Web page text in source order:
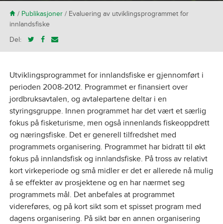
H/ Publikasjoner/ Evaluering av utviklingsprogrammet for
innlandsfiske
Del:
Utviklingsprogrammet for innlandsfiske er gjennomført i
perioden 2008-2012. Programmet er finansiert over
jordbruksavtalen, og avtalepartene deltar i en
styringsgruppe. Innen programmet har det vært et særlig
fokus på fisketurisme, men også innenlands fiskeoppdrett
og næringsfiske. Det er generell tilfredshet med
programmets organisering. Programmet har bidratt til økt
fokus på innlandsfisk og innlandsfiske. På tross av relativt
kort virkeperiode og små midler er det er allerede nå mulig
å se effekter av prosjektene og en har nærmet seg
programmets mål. Det anbefales at programmet
videreføres, og på kort sikt som et spisset program med
dagens organisering. På sikt bør en annen organisering